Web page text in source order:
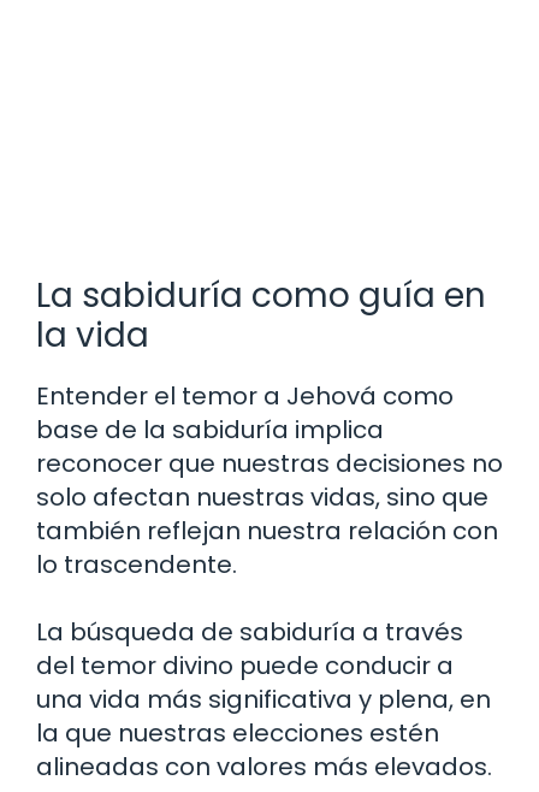
La sabiduría como guía en
la vida
Entender el temor a Jehová como
base de la sabiduría implica
reconocer que nuestras decisiones no
solo afectan nuestras vidas, sino que
también reflejan nuestra relación con
lo trascendente.
La búsqueda de sabiduría a través
del temor divino puede conducir a
una vida más significativa y plena, en
la que nuestras elecciones estén
alineadas con valores más elevados.